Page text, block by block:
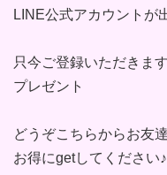
LINE公式アカウントが
只今ご登録いただきま
プレゼント
どうぞこちらからお友
お得にgetしてください♪